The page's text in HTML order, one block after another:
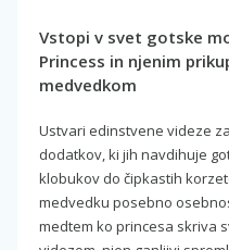
Vstopi v svet gotske
Princess in njenim
medvedkom
Ustvari edinstvene videze
dodatkov, ki jih navdihuje
klobukov do čipkastih
medvedku posebno
medtem ko princesa skriva